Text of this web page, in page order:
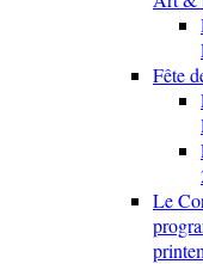
Fête
Le